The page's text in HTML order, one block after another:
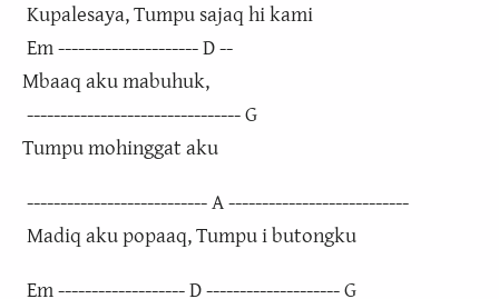
Kupalesaya, Tumpu sajaq hi kami
Em --------------------- D --
Mbaaq aku mabuhuk,
-------------------------------- G
Tumpu mohinggat aku
--------------------------- A ---------------------------
Madiq aku popaaq, Tumpu i butongku
Em ------------------- D -------------------- G